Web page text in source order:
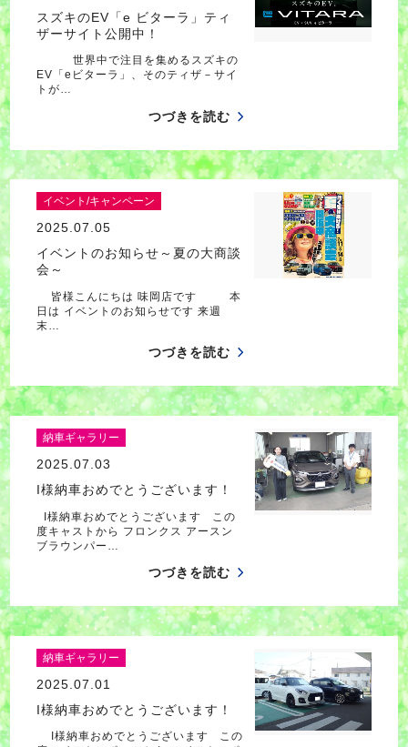
スズキのEV「e ビターラ」ティ
ザーサイト公開中！
世界中で注目を集めるスズキの
EV「eビターラ」、そのティザ－サイ
トが…
つづきを読む
イベント/キャンペーン
2025.07.05
イベントのお知らせ～夏の大商談
会～
皆様こんにちは 味岡店です 本
日は イベントのお知らせです 来週
末…
つづきを読む
納車ギャラリー
2025.07.03
I様納車おめでとうございます！
I様納車おめでとうございます この
度キャストから フロンクス アースン
ブラウンパー…
つづきを読む
納車ギャラリー
2025.07.01
I様納車おめでとうございます！
I様納車おめでとうございます この